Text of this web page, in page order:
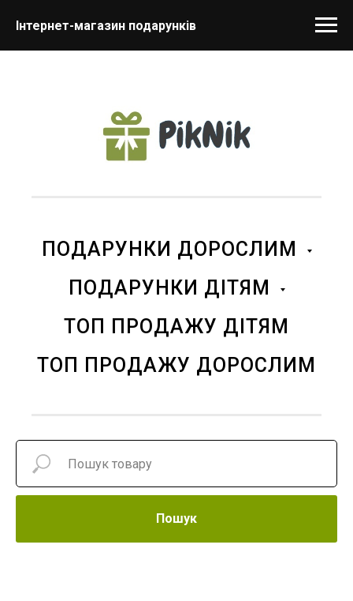
Інтернет-магазин подарунків
ПОДАРУНКИ ДОРОСЛИМ
ПОДАРУНКИ ДІТЯМ
ТОП ПРОДАЖУ ДІТЯМ
ТОП ПРОДАЖУ ДОРОСЛИМ
Пошук